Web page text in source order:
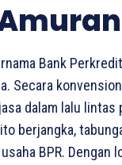
Bank
Secara
dalam lalu lintas
berjangka,
BPR. Dengan